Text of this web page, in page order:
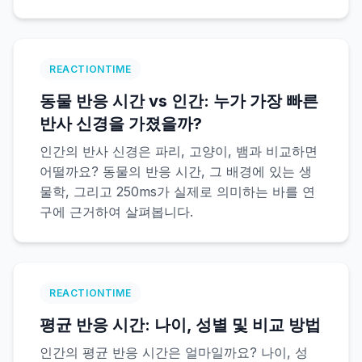
물체 추적
Hand-Eye Coordination
FPS Reaction
기사
REACTIONTIME
동물 반응 시간 vs 인간: 누가 가장 빠른
반사 신경을 가졌을까?
인간의 반사 신경은 파리, 고양이, 뱀과 비교하면
어떨까요? 동물의 반응 시간, 그 배경에 있는 생
물학, 그리고 250ms가 실제로 의미하는 바를 연
구에 근거하여 살펴봅니다.
REACTIONTIME
평균 반응 시간: 나이, 성별 및 비교 방법
인간의 평균 반응 시간은 얼마일까요? 나이, 성